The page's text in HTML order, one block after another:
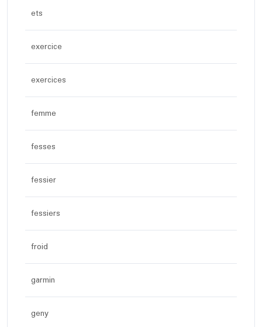
ets
exercice
exercices
femme
fesses
fessier
fessiers
froid
garmin
geny